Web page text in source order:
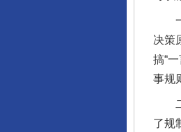
一
决策
搞“
事规
二
了规